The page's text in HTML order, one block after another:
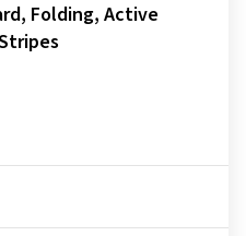
Folding, Active